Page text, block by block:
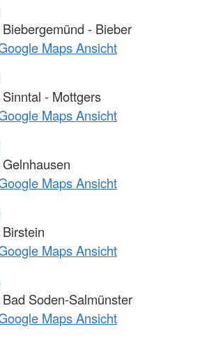
- Bieber
Maps Ansicht
- Mottgers
Maps Ansicht
Maps Ansicht
Maps Ansicht
Soden-Salmünster
Maps Ansicht